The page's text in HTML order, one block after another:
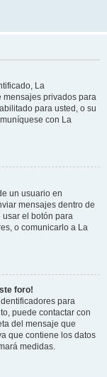
La
privados para
para usted, o su
con La
un usuario en
mensajes dentro de
usar el botón para
o comunicarlo a La
foro!
para
puede contactar con
del mensaje que
que contiene los datos
medidas.